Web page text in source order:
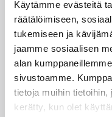
Käytämme evästeitä
räätälöimiseen,
tukemiseen ja
jaamme sosiaalisen
alan
sivustoamme.
tietoja muihin tietoihin,
kerätty, kun olet